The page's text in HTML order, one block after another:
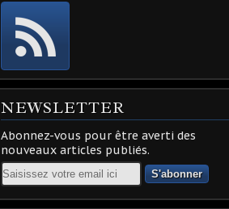
NEWSLETTER
Abonnez-vous pour être averti des
nouveaux articles publiés.
Email